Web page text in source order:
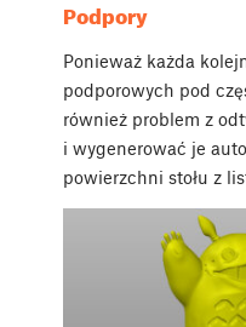
Podpory
Ponieważ każda
podporowych pod
również problem z
i wygenerować je
powierzchni stołu z